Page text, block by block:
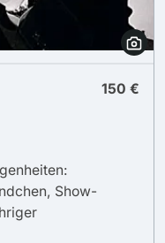
150 €
Show-